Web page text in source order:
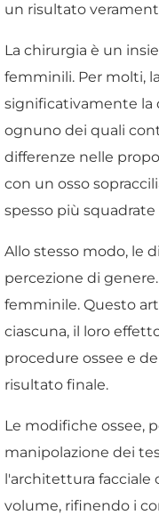
un risultato
La chirurgia è un
femminili. Per molti,
significativamente la
ognuno dei quali
differenze nelle
con un osso
spesso più
Allo stesso modo, le
percezione di
femminile. Questo
ciascuna, il loro
procedure ossee e
risultato finale.
Le modifiche ossee,
manipolazione dei
l'architettura facciale
volume, rifinendo i